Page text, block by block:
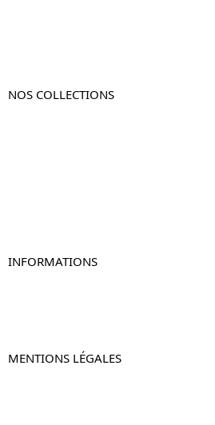
NOS COLLECTIONS
INFORMATIONS
MENTIONS LÉGALES